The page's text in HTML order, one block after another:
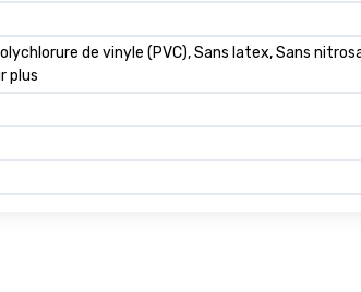
de vinyle (PVC), Sans latex, Sans
plus